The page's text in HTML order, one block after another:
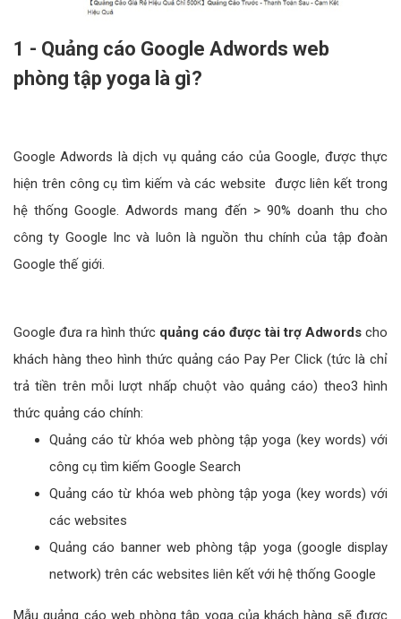
1 - Quảng cáo Google Adwords web
phòng tập yoga là gì?
Google Adwords là dịch vụ quảng cáo của Google, được thực
hiện trên công cụ tìm kiếm và các website được liên kết trong
hệ thống Google. Adwords mang đến > 90% doanh thu cho
công ty Google Inc và luôn là nguồn thu chính của tập đoàn
Google thế giới.
Google đưa ra hình thức quảng cáo được tài trợ Adwords cho
khách hàng theo hình thức quảng cáo Pay Per Click (tức là chỉ
trả tiền trên mỗi lượt nhấp chuột vào quảng cáo) theo3 hình
thức quảng cáo chính:
Quảng cáo từ khóa web phòng tập yoga (key words) với
công cụ tìm kiếm Google Search
Quảng cáo từ khóa web phòng tập yoga (key words) với
các websites
Quảng cáo banner web phòng tập yoga (google display
network) trên các websites liên kết với hệ thống Google
Mẫu quảng cáo web phòng tập yoga của khách hàng sẽ được